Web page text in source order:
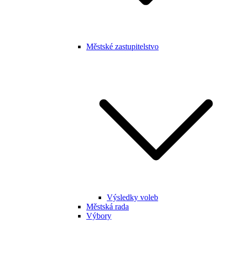
Městské zastupitelstvo
Výsledky voleb
Městská rada
Výbory